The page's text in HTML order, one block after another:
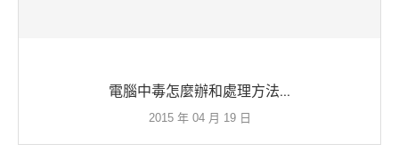
電腦中毒怎麼辦和處理方法...
2015 年 04 月 19 日